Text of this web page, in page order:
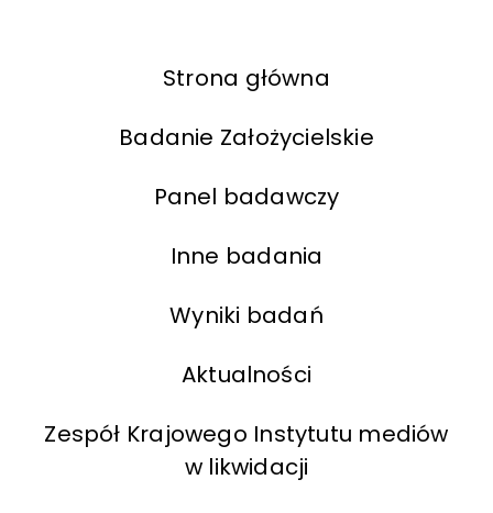
Strona główna
Badanie Założycielskie
Panel badawczy
Inne badania
Wyniki badań
Aktualności
Zespół Krajowego Instytutu mediów
w likwidacji